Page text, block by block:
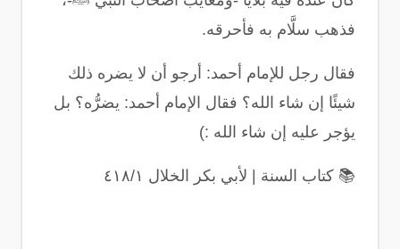
فذهب سلَّام به فأحرقه.
فقال رجل للإمام أحمد: أرجو أن لا يضره ذلك
شيئًا إن شاء الله؟ فقال الإمام أحمد: يضرُّه؟ بل
يؤجر عليه إن شاء الله :)
📚 كتاب السنة | لأبي بكر الخلال ٤١٨/١